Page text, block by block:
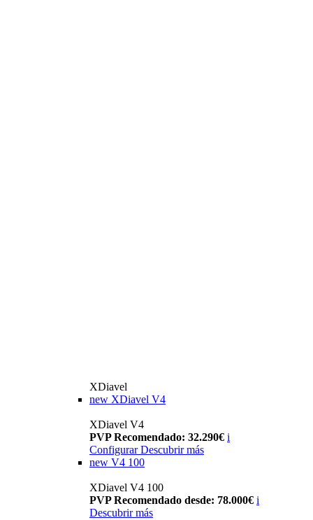
XDiavel
new XDiavel V4
XDiavel V4
PVP Recomendado: 32.290€ i
Configurar Descubrir más
new V4 100
XDiavel V4 100
PVP Recomendado desde: 78.000€ i
Descubrir más